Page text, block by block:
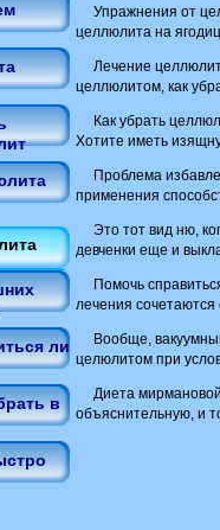
ли
в
Упражнения от
целлюлита на
Лечение
целлюлитом, как
Как убрать
Хотите иметь
Проблема
применения
Это тот вид ню,
девченки еще и
Помочь
лечения
Вообще,
целюлитом при
Диета
объяснительную, и